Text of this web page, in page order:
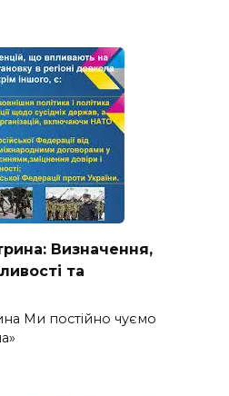
Визначення,
та
Ми постійно чуємо